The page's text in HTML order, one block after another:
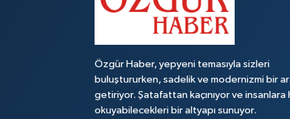
Özgür Haber, yepyeni temasıyla sizleri
buluştururken, sadelik ve modernizmi bir
getiriyor. Şatafattan kaçınıyor ve insanlara
okuyabilecekleri bir altyapı sunuyor.